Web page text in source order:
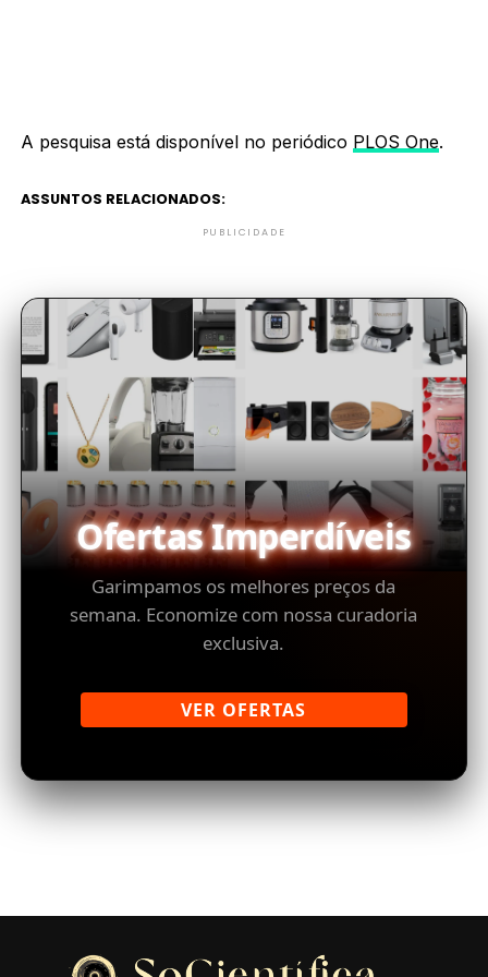
A pesquisa está disponível no periódico PLOS One.
ASSUNTOS RELACIONADOS:
PUBLICIDADE
Ofertas Imperdíveis
Garimpamos os melhores preços da
semana. Economize com nossa curadoria
exclusiva.
VER OFERTAS